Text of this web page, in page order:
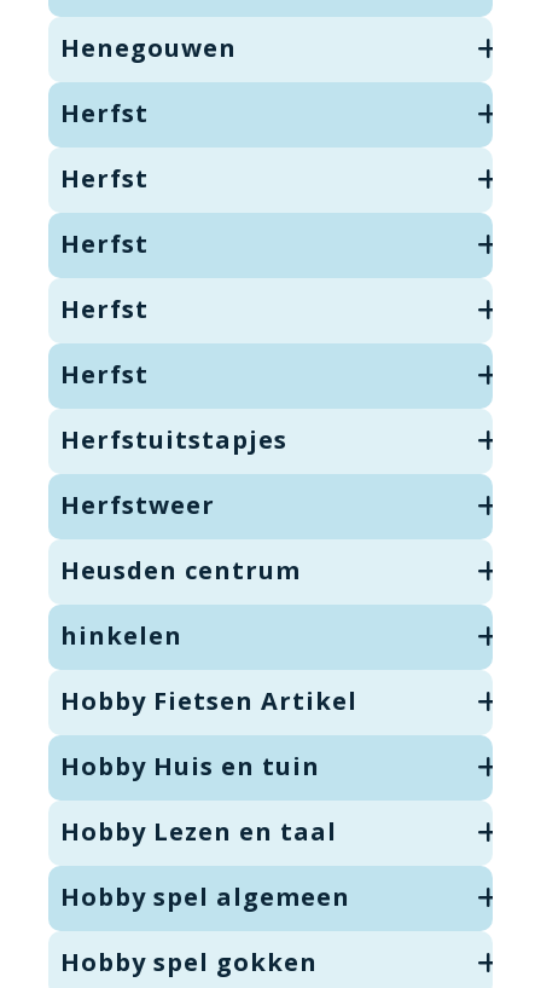
Henegouwen
Herfst
Herfst
Herfst
Herfst
Herfst
Herfstuitstapjes
Herfstweer
Heusden centrum
hinkelen
Hobby Fietsen Artikel
Hobby Huis en tuin
Hobby Lezen en taal
Hobby spel algemeen
Hobby spel gokken